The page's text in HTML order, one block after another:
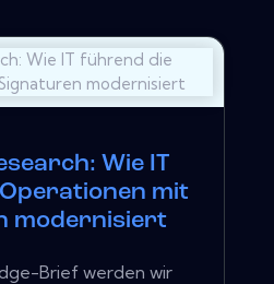
Wie IT
mit
modernisiert
Brief werden wir